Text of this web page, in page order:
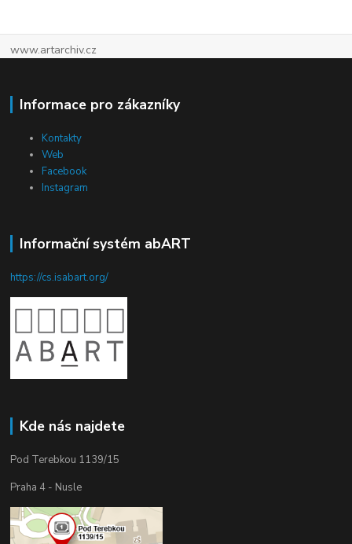
www.artarchiv.cz
Informace pro zákazníky
Kontakty
Web
Facebook
Instagram
Informační systém abART
https://cs.isabart.org/
Kde nás najdete
Pod Terebkou 1139/15
Praha 4 - Nusle